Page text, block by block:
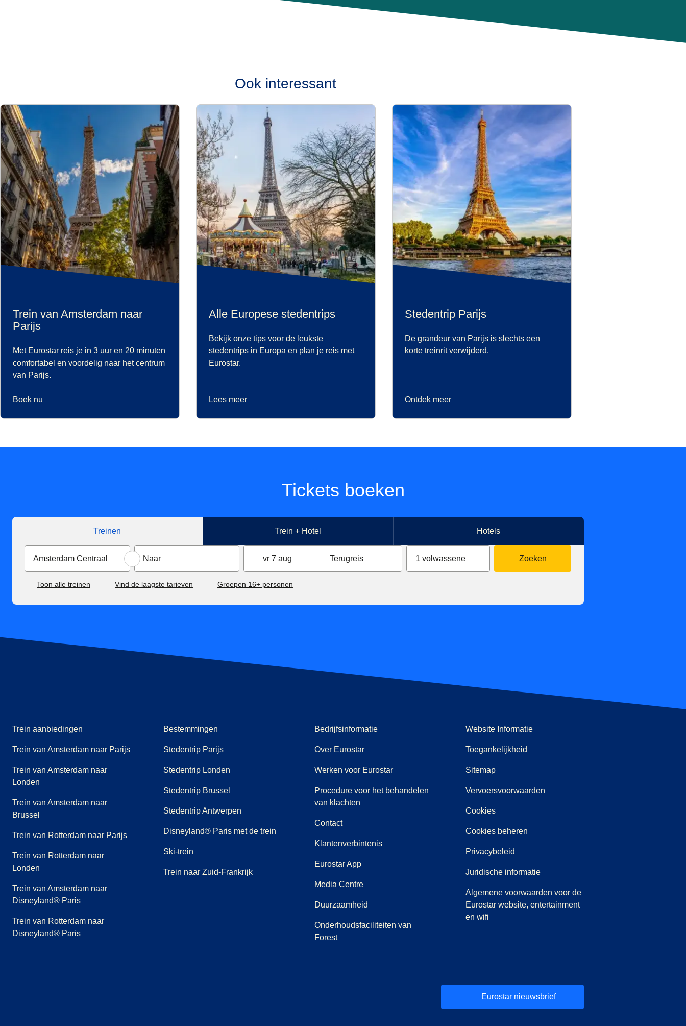
Ook interessant
Trein van Amsterdam naar
Parijs
Met Eurostar reis je in 3 uur en 20 minuten
comfortabel en voordelig naar het centrum
van Parijs.
Boek nu
Alle Europese stedentrips
Bekijk onze tips voor de leukste
stedentrips in Europa en plan je reis met
Eurostar.
Lees meer
Stedentrip Parijs
De grandeur van Parijs is slechts een
korte treinrit verwijderd.
Ontdek meer
Tickets boeken
Treinen Trein + Hotel Hotels
vr 7 aug Terugreis 1 volwassene Zoeken
Toon alle treinen Vind de laagste tarieven Groepen 16+ personen
Trein aanbiedingen
Trein van Amsterdam naar Parijs
Trein van Amsterdam naar
Londen
Trein van Amsterdam naar
Brussel
Trein van Rotterdam naar Parijs
Trein van Rotterdam naar
Londen
Trein van Amsterdam naar
Disneyland® Paris
Trein van Rotterdam naar
Disneyland® Paris
Bestemmingen
Stedentrip Parijs
Stedentrip Londen
Stedentrip Brussel
Stedentrip Antwerpen
Disneyland® Paris met de trein
Ski-trein
Trein naar Zuid-Frankrijk
Bedrijfsinformatie
Over Eurostar
Werken voor Eurostar
Procedure voor het behandelen
van klachten
Contact
Klantenverbintenis
Eurostar App
Media Centre(
Duurzaamheid
Onderhoudsfaciliteiten van
Forest
Website Informatie
Toegankelijkheid
Sitemap
Vervoersvoorwaarden
Cookies
Cookies beheren
Privacybeleid
Juridische informatie
Algemene voorwaarden voor de
Eurostar website, entertainment
en wifi
Eurostar nieuwsbrief